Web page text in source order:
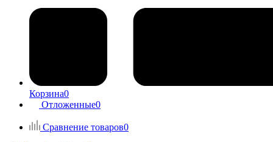
Корзина0
Отложенные0
Сравнение товаров0